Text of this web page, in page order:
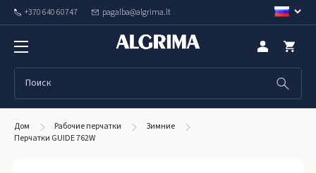
+370 640 60747 pagalba@algrima.lt
Дом Рабочие перчатки
Зимние
Перчатки GUIDE 762W